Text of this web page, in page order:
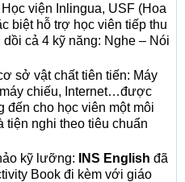
viện Inlingua, USF (Hoa
biệt hỗ trợ học viên tiếp thu
cả 4 kỹ năng: Nghe – Nói
sở vật chất tiên tiến: Máy
chiếu, Internet…được
đến cho học viên một môi
tiện nghi theo tiêu chuẩn
kỹ lưỡng:
INS English đã
Book đi kèm với giáo